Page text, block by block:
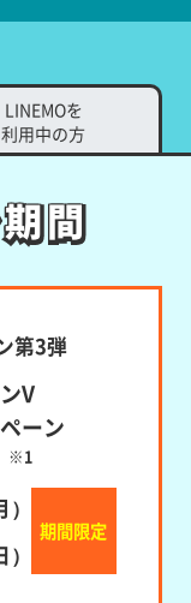
LINEMOを
利用中の方
間
間
第3弾
V
ーン
※1
期間限定